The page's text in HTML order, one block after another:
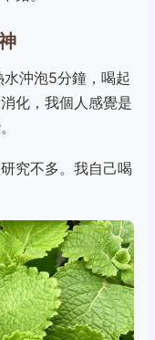
沖泡5分鐘，喝起
化，我個人感覺是
究不多。我自己喝